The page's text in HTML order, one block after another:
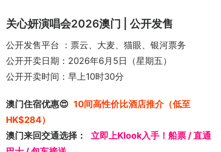
关心妍演唱会2026澳门 | 公开发售
公开发售平台 ：票云、大麦、猫眼、银河票务
公开开卖日期：2026年6月5日（星期五）
公开开卖时间：早上10时30分
澳门住宿优惠😍 10间高性价比酒店推介（低至
HK$284）
澳门来回交通选择：
立即上Klook入手！船票 / 直通